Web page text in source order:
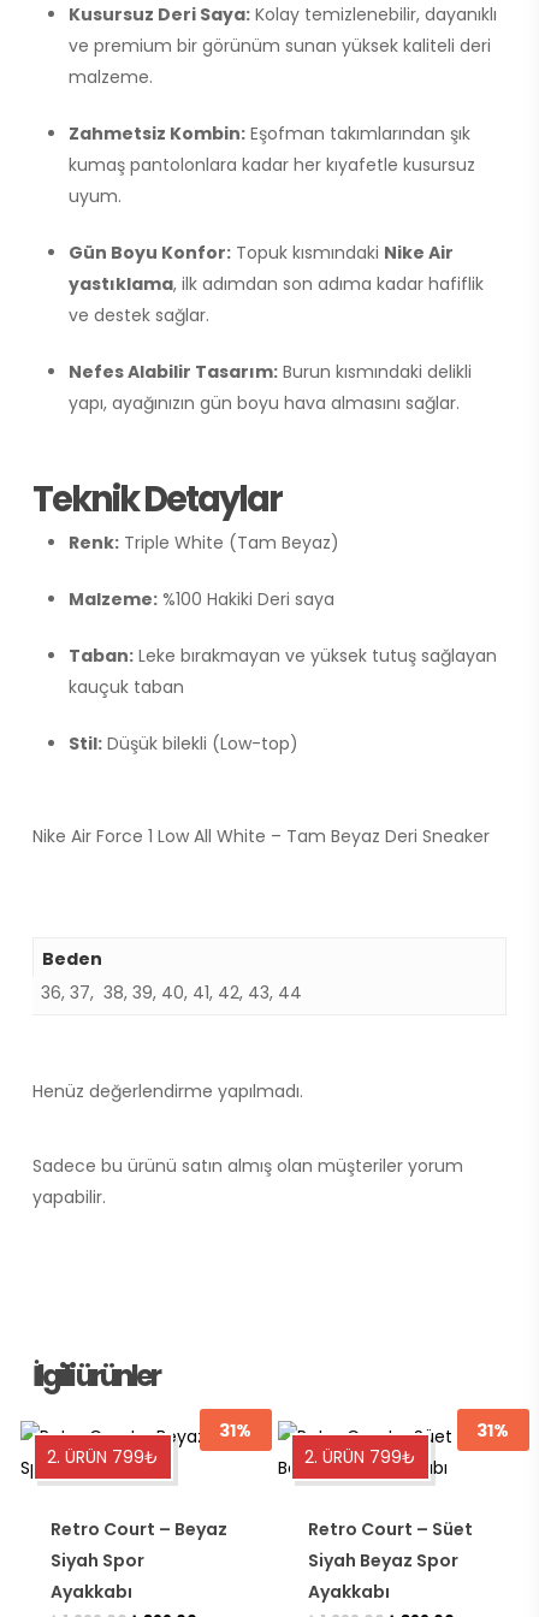
Kusursuz Deri Saya:Kolay temizlenebilir, dayanıklı
ve premium bir görünüm sunan yüksek kaliteli deri
malzeme.
Zahmetsiz Kombin:Eşofman takımlarından şık
kumaş pantolonlara kadar her kıyafetle kusursuz
uyum.
Gün Boyu Konfor:Topuk kısmındaki Nike Air
yastıklama, ilk adımdan son adıma kadar hafiflik
ve destek sağlar.
Nefes Alabilir Tasarım:Burun kısmındaki delikli
yapı, ayağınızın gün boyu hava almasını sağlar.
Teknik Detaylar
Renk:Triple White (Tam Beyaz)
Malzeme:%100 Hakiki Deri saya
Taban:Leke bırakmayan ve yüksek tutuş sağlayan
kauçuk taban
Stil:Düşük bilekli (Low-top)
Nike Air Force 1 Low All White – Tam Beyaz Deri Sneaker
Beden
36, 37, 38, 39, 40, 41, 42, 43, 44
Henüz değerlendirme yapılmadı.
Sadece bu ürünü satın almış olan müşteriler yorum
yapabilir.
İlgili ürünler
2. ÜRÜN 799₺
Bu
ürünün
fazla
varyasyonu
var.
Retro Court – Beyaz
Siyah Spor
Ayakkabı
31%
2. ÜRÜN 799₺
Bu
ürünün
fazla
varyasyonu
var.
Retro Court – Süet
Siyah Beyaz Spor
Ayakkabı
31%